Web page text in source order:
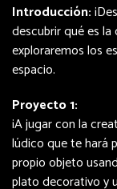
Introducción:
descubrir qué es
exploraremos los
espacio.
Proyecto 1:
¡A jugar con la
lúdico que te hará
propio objeto
plato decorativo y